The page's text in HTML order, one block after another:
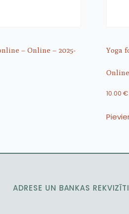
– Online – 2025- Yoga
Online
10.00 €
ADRESE UN BANKAS REKVIZĪTI